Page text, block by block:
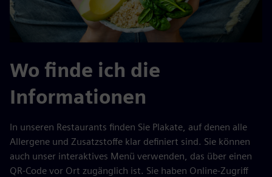
Wo finde ich die
Informationen
In unseren Restaurants finden Sie Plakate, auf denen alle
Allergene und Zusatzstoffe klar definiert sind. Sie können
auch unser interaktives Menü verwenden, das über einen
QR-Code vor Ort zugänglich ist. Sie haben Online-Zugriff